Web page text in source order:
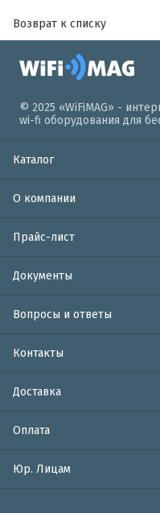
Возврат к списку
© 2025 «WiFiMAG» -
wi-fi оборудования для
Каталог
О компании
Прайс-лист
Документы
Вопросы и ответы
Контакты
Доставка
Оплата
Юр. Лицам